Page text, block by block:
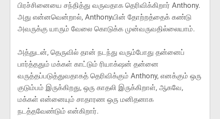
பிரச்சினையை சந்தித்து வருவதாக தெரிவிக்கிறார் Anthony.
அது என்னவென்றால், Anthonyயின் தோற்றத்தைக் கண்டு
அவருக்கு யாரும் வேலை கொடுக்க முன்வருவதில்லையாம்.
அத்துடன், தெருவில் தான் நடந்து வரும்போது தன்னைப்
பார்த்ததும் மக்கள் காட்டும் ரியாக்‌ஷன் தன்னை
வருத்தப்படுத்துவதாகத் தெரிவிக்கும் Anthony, எனக்கும் ஒரு
குடும்பம் இருக்கிறது, ஒரு காதலி இருக்கிறாள், ஆகவே,
மக்கள் என்னையும் சாதாரண ஒரு மனிதனாக
நடத்தவேண்டும் என்கிறார்.